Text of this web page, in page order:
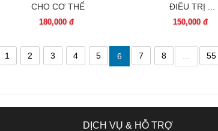
CHO CƠ THỂ
180,000 đ
ĐIỀU TRỊ ...
150,000 đ
1 2 3 4 5 6 7 8 55
DỊCH VỤ & HỖ TRỢ